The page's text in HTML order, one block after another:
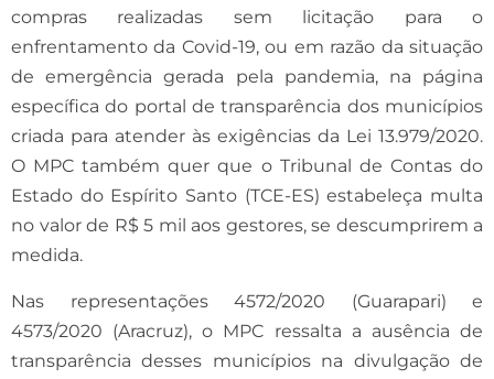
compras realizadas sem licitação para o
enfrentamento da Covid-19, ou em razão da situação
de emergência gerada pela pandemia, na página
específica do portal de transparência dos municípios
criada para atender às exigências da Lei 13.979/2020.
O MPC também quer que o Tribunal de Contas do
Estado do Espírito Santo (TCE-ES) estabeleça multa
no valor de R$ 5 mil aos gestores, se descumprirem a
medida.
Nas representações 4572/2020 (Guarapari) e
4573/2020 (Aracruz), o MPC ressalta a ausência de
transparência desses municípios na divulgação de